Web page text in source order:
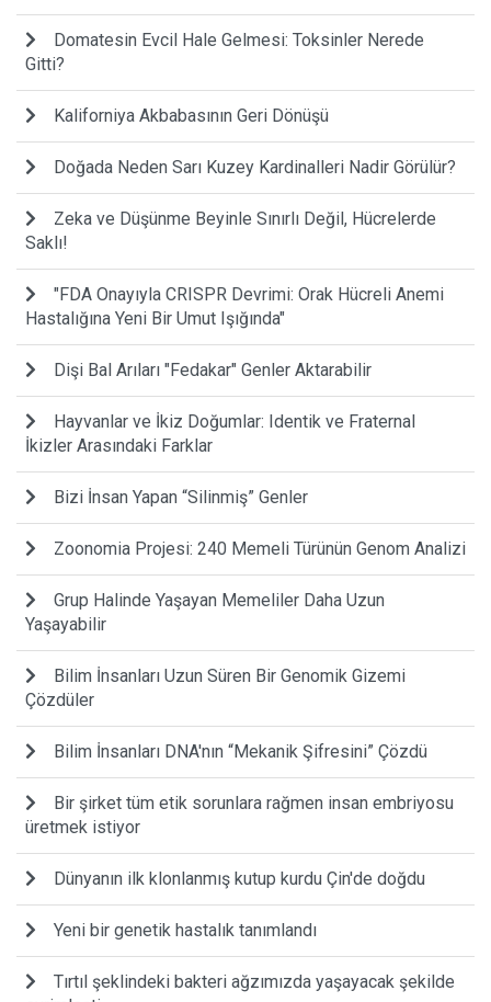
Domatesin Evcil Hale Gelmesi: Toksinler Nerede
Gitti?
Kaliforniya Akbabasının Geri Dönüşü
Doğada Neden Sarı Kuzey Kardinalleri Nadir Görülür?
Zeka ve Düşünme Beyinle Sınırlı Değil, Hücrelerde
Saklı!
"FDA Onayıyla CRISPR Devrimi: Orak Hücreli Anemi
Hastalığına Yeni Bir Umut Işığında"
Dişi Bal Arıları "Fedakar" Genler Aktarabilir
Hayvanlar ve İkiz Doğumlar: Identik ve Fraternal
İkizler Arasındaki Farklar
Bizi İnsan Yapan “Silinmiş” Genler
Zoonomia Projesi: 240 Memeli Türünün Genom Analizi
Grup Halinde Yaşayan Memeliler Daha Uzun
Yaşayabilir
Bilim İnsanları Uzun Süren Bir Genomik Gizemi
Çözdüler
Bilim İnsanları DNA'nın “Mekanik Şifresini” Çözdü
Bir şirket tüm etik sorunlara rağmen insan embriyosu
üretmek istiyor
Dünyanın ilk klonlanmış kutup kurdu Çin'de doğdu
Yeni bir genetik hastalık tanımlandı
Tırtıl şeklindeki bakteri ağzımızda yaşayacak şekilde